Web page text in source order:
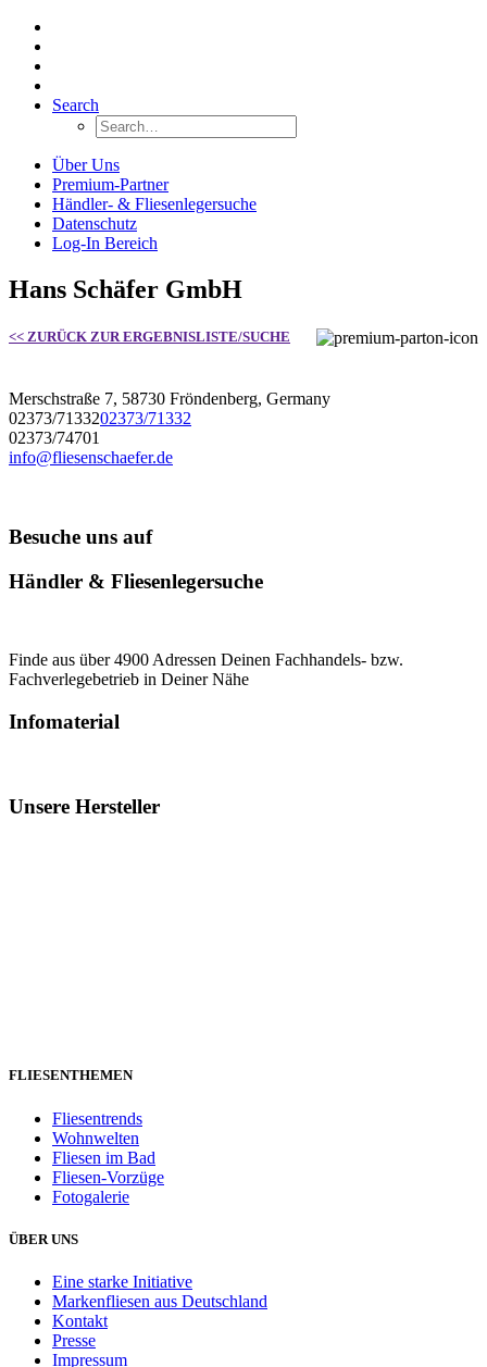
Search
Über Uns
Premium-Partner
Händler- & Fliesenlegersuche
Datenschutz
Log-In Bereich
Hans Schäfer GmbH
<< ZURÜCK ZUR ERGEBNISLISTE/SUCHE
Merschstraße 7, 58730 Fröndenberg, Germany
02373/7133202373/71332
02373/74701
info@fliesenschaefer.de
Besuche uns auf
Händler & Fliesenlegersuche
Finde aus über 4900 Adressen Deinen Fachhandels- bzw.
Fachverlegebetrieb in Deiner Nähe
Infomaterial
Unsere Hersteller
FLIESENTHEMEN
Fliesentrends
Wohnwelten
Fliesen im Bad
Fliesen-Vorzüge
Fotogalerie
ÜBER UNS
Eine starke Initiative
Markenfliesen aus Deutschland
Kontakt
Presse
Impressum